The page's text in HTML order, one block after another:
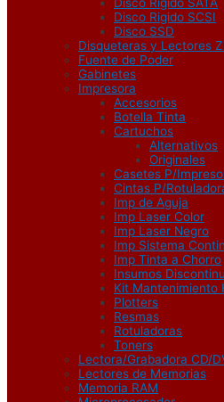
Disco Rigido SATA
Disco Rigido SCSI
Disco SSD
Disqueteras y Lectores
Fuente de Poder
Gabinetes
Impresora
Accesorios
Botella Tinta
Cartuchos
Alternativos
Originales
Casetes P/
Cintas P/
Imp de Aguja
Imp Laser Color
Imp Laser Negro
Imp Sistema
Imp Tinta a Chorro
Insumos
Kit Mantenimiento
Plotters
Resmas
Rotuladoras
Toners
Lectora/Grabadora CD/
Lectores de Memorias
Memoria RAM